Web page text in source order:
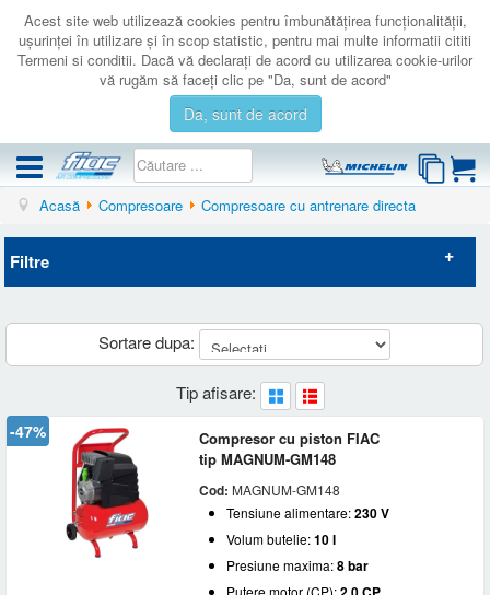
Acest site web utilizează cookies pentru îmbunătăţirea funcţionalităţii,
uşurinţei în utilizare şi în scop statistic, pentru mai multe informatii cititi
Termeni si conditii. Dacă vă declaraţi de acord cu utilizarea cookie-urilor
vă rugăm să faceţi clic pe "Da, sunt de acord"
Da, sunt de acord
COMPRESOARE
PRODUSE NOI
LICHIDARE
CONTACT
AUTENTIFICARE
Acasă Compresoare Compresoare cu antrenare directa
Filtre
Elimina filtrele
Nou
Preț
-
FIAC(5)
MICHELIN(4)
Tensiune alimentare
Sortare dupa:
Tip afisare:
-47%
Compresor cu piston FIAC
tip MAGNUM-GM148
Cod: MAGNUM-GM148
Tensiune alimentare:230 V
Volum butelie:10 l
Presiune maxima:8 bar